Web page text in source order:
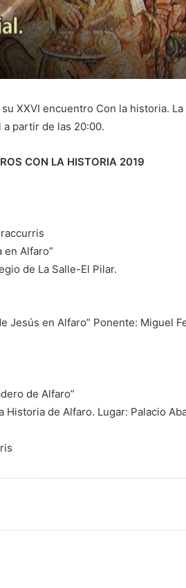
XXVI encuentro Con la historia.
partir de las 20:00.
CON LA HISTORIA 2019
en Alfaro”
de La Salle-El Pilar.
Jesús en Alfaro” Ponente: Miguel
de Alfaro”
de Alfaro. Lugar: Palacio